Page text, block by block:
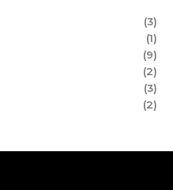
(3)
(1)
(9)
(2)
(3)
(2)